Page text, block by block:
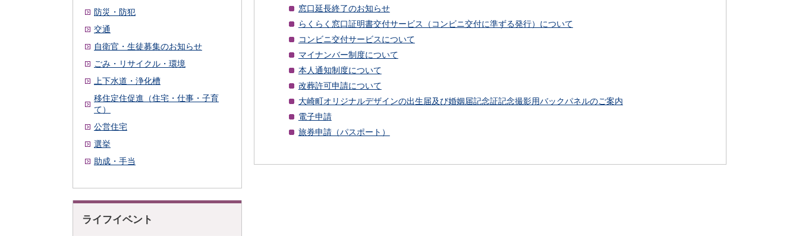
防災・防犯
交通
自衛官・生徒募集のお知らせ
ごみ・リサイクル・環境
上下水道・浄化槽
移住定住促進（住宅・仕事・子育
て）
公営住宅
選挙
助成・手当
ライフイベント
窓口延長終了のお知らせ
らくらく窓口証明書交付サービス（コンビニ交付に準ずる発行）について
コンビニ交付サービスについて
マイナンバー制度について
本人通知制度について
改葬許可申請について
大崎町オリジナルデザインの出生届及び婚姻届記念証記念撮影用バックパネルのご案内
電子申請
旅券申請（パスポート）